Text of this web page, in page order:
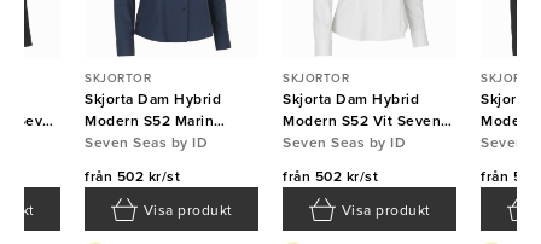
Seven
SKJORTOR
Skjorta Dam Hybrid
Modern S52 Marin
Seven Seas
Seven Seas by ID
från 502 kr/st
Visa produkt
SKJORTOR
Skjorta Dam Hybrid
Modern S52 Vit Seven
Seas
Seven Seas by ID
från 502 kr/st
Visa produkt
Skjorta
Modern
Seas
Seven
från